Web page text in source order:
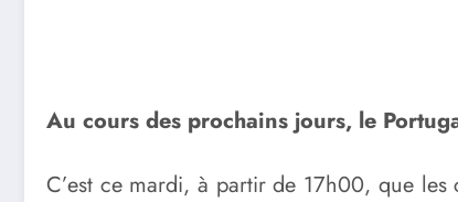
Au cours des prochains jours, le
C’est ce mardi, à partir de 17h00, que